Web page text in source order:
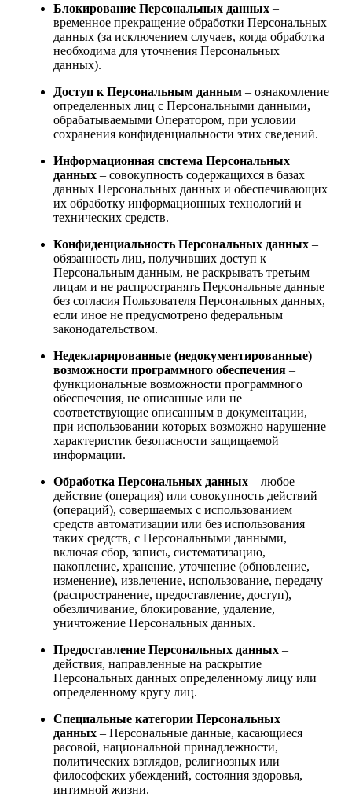
Блокирование Персональных данных –
временное прекращение обработки Персональных
данных (за исключением случаев, когда обработка
необходима для уточнения Персональных
данных).
Доступ к Персональным данным – ознакомление
определенных лиц с Персональными данными,
обрабатываемыми Оператором, при условии
сохранения конфиденциальности этих сведений.
Информационная система Персональных
данных – совокупность содержащихся в базах
данных Персональных данных и обеспечивающих
их обработку информационных технологий и
технических средств.
Конфиденциальность Персональных данных –
обязанность лиц, получивших доступ к
Персональным данным, не раскрывать третьим
лицам и не распространять Персональные данные
без согласия Пользователя Персональных данных,
если иное не предусмотрено федеральным
законодательством.
Недекларированные (недокументированные)
возможности программного обеспечения –
функциональные возможности программного
обеспечения, не описанные или не
соответствующие описанным в документации,
при использовании которых возможно нарушение
характеристик безопасности защищаемой
информации.
Обработка Персональных данных – любое
действие (операция) или совокупность действий
(операций), совершаемых с использованием
средств автоматизации или без использования
таких средств, с Персональными данными,
включая сбор, запись, систематизацию,
накопление, хранение, уточнение (обновление,
изменение), извлечение, использование, передачу
(распространение, предоставление, доступ),
обезличивание, блокирование, удаление,
уничтожение Персональных данных.
Предоставление Персональных данных –
действия, направленные на раскрытие
Персональных данных определенному лицу или
определенному кругу лиц.
Специальные категории Персональных
данных – Персональные данные, касающиеся
расовой, национальной принадлежности,
политических взглядов, религиозных или
философских убеждений, состояния здоровья,
интимной жизни.